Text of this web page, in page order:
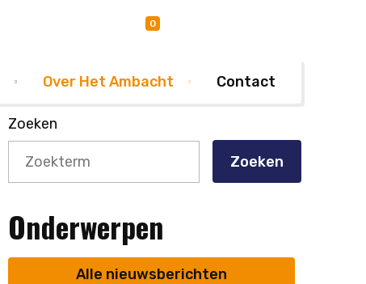
0
Over Het Ambacht Contact
Zoeken
Zoeken
Onderwerpen
Alle nieuwsberichten